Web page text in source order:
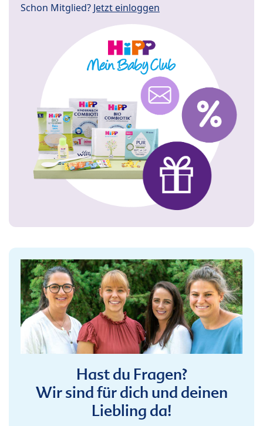
Schon Mitglied? Jetzt einloggen
Hast du Fragen?
Wir sind für dich und deinen
Liebling da!